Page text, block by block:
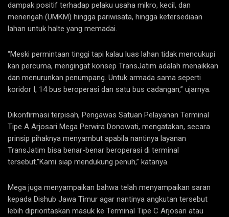
dampak positif terhadap pelaku usaha mikro, kecil, dan
menengah (UMKM) hingga pariwisata, hingga ketersediaan
lahan untuk halte yang memadai.
“Meski permintaan tinggi tapi kalau luas lahan tidak mencukupi
kan percuma, mengingat konsep TransJatim adalah menaikkan
dan menurunkan penumpang. Untuk armada sama seperti
koridor I, 14 bus beroperasi dan satu bus cadangan,” ujarnya.
Dikonfirmasi terpisah, Pengawas Satuan Pelayanan Terminal
Tipe A Arjosari Mega Perwira Donowati, mengatakan, secara
prinsip pihaknya menyambut apabila nantinya layanan
TransJatim bisa benar-benar beroperasi di terminal
tersebut.”Kami siap mendukung penuh,” katanya.
Mega juga menyampaikan bahwa telah menyampaikan saran
kepada Dishub Jawa Timur agar nantinya angkutan tersebut
lebih diprioritaskan masuk ke Terminal Tipe C Arjosari atau